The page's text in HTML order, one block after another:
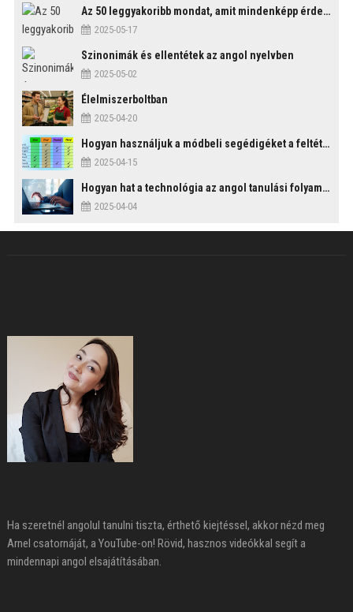
Az 50 leggyakoribb mondat, amit mindenképp érdemes tudni
2025-05-17
Szinonimák és ellentétek az angol nyelvben
2025-05-02
Élelmiszerboltban
2025-04-20
Hogyan használjuk a módbeli segédigéket a feltételes mondatszerkezetekben?
2025-04-15
Hogyan hat a technológia az angol tanulási folyamatokra?
2025-04-04
Ha szeretnél angolul tanulni tiszta, érthető kiejtéssel, akkor nézd meg
Arnel csatornáját, a YouTube-on! Rövid, hasznos videókkal segít a
mindennapi angol elsajátításában.